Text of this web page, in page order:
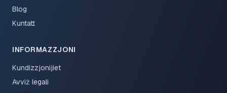
Blog
Kuntatt
INFORMAZZJONI
Kundizzjonijiet
Avviż legali